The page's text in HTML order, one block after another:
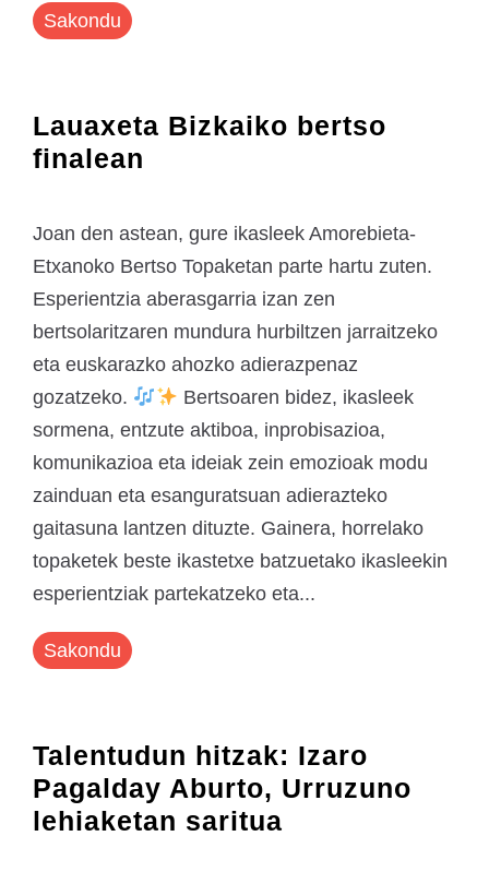
Sakondu
Lauaxeta Bizkaiko bertso
finalean
Joan den astean, gure ikasleek Amorebieta-
Etxanoko Bertso Topaketan parte hartu zuten.
Esperientzia aberasgarria izan zen
bertsolaritzaren mundura hurbiltzen jarraitzeko
eta euskarazko ahozko adierazpenaz
gozatzeko.
Bertsoaren bidez, ikasleek
sormena, entzute aktiboa, inprobisazioa,
komunikazioa eta ideiak zein emozioak modu
zainduan eta esanguratsuan adierazteko
gaitasuna lantzen dituzte. Gainera, horrelako
topaketek beste ikastetxe batzuetako ikasleekin
esperientziak partekatzeko eta...
Sakondu
Talentudun hitzak: Izaro
Pagalday Aburto, Urruzuno
lehiaketan saritua